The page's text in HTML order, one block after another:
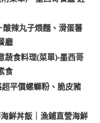
酸辣丸子煨麵、滑蛋蕃
廳
蔬食料理(菜單)-墨西哥
食
超平價螺螄粉、脆皮豬
鮮丼飯｜漁鋪直營海鮮